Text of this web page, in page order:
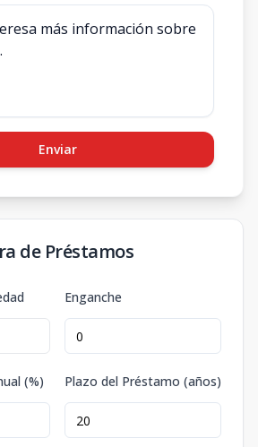
Enviar
de Préstamos
Enganche
(%) Plazo del Préstamo (años)